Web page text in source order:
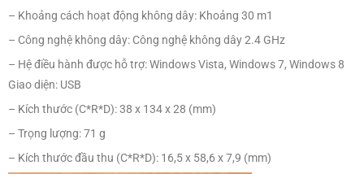
– Kích thước (C*R*D): 38 x 134 x 28 (mm)
– Trọng lượng: 71 g
– Kích thước đầu thu (C*R*D): 16,5 x 58,6 x 7,9 (mm)